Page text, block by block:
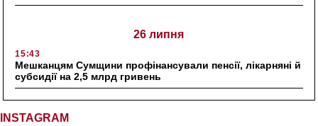
26 липня
15:43
Мешканцям Сумщини профінансували пенсії, лікарняні й
субсидії на 2,5 млрд гривень
INSTAGRAM